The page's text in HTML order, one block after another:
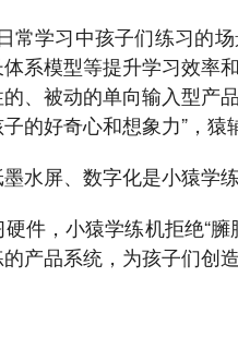
常学习中孩子们练习的
系模型等提升学习效率
、被动的单向输入型产
的好奇心和想象力”，
水屏、数字化是小猿学
件，小猿学练机拒绝“
产品系统，为孩子们创